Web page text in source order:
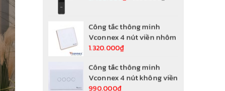
Vconnex 4 nút không viền
990.000₫
Công tắc thông minh
chống giật cho bình nước
nóng...
1.210.000₫